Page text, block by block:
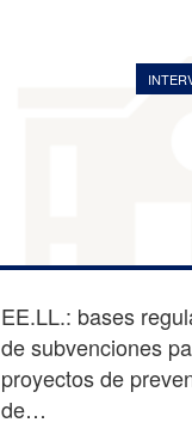
EE.LL.: bases
de subvenciones
proyectos de
de…